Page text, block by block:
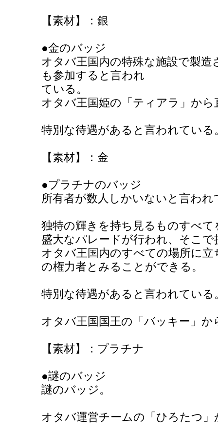
【素材】：銀
●金のバッジ
オタバ王国内の特殊な施設で製造
も参加すると言われ
ている。
オタバ王国姫の「ティアラ」から
特別な待遇があると言われている
【素材】：金
●プラチナのバッジ
所有者が数人しかいないと言わ
独特の輝きを持ち見るものすべて
盛大なパレードが行われ、そこで
オタバ王国内のすべての場所に
の権力者とみることができる。
特別な待遇があると言われている
オタバ王国国王の「バッキー」か
【素材】：プラチナ
●謎のバッジ
謎のバッジ。
オタバ運営チームの「ひろたつ